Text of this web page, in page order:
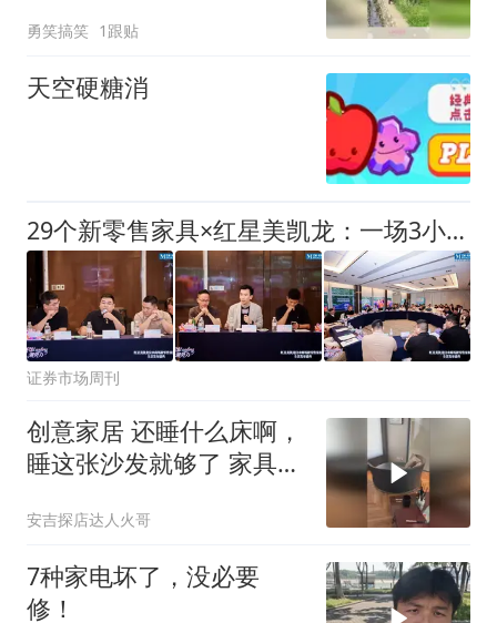
勇笑搞笑 1跟贴
天空硬糖消
29个新零售家具×红星美凯龙：一场3小时的闭门创见会干货实录
证券市场周刊
创意家居 还睡什么床啊，
睡这张沙发就够了 家具
安吉探店达人火哥
7种家电坏了，没必要
修！